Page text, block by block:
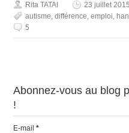
Rita TATAI 23 juillet 2015
autisme,différence,emploi,
5
Abonnez-vous au blog
!
E-mail*